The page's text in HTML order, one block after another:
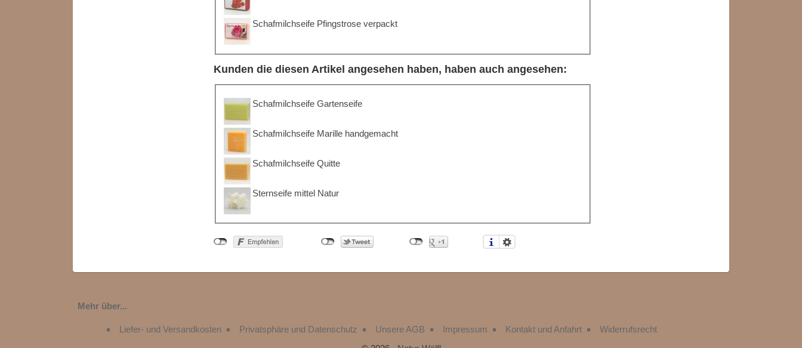
Schafmilchseife Pfingstrose verpackt
Kunden die diesen Artikel angesehen haben, haben auch angesehen:
Schafmilchseife Gartenseife
Schafmilchseife Marille handgemacht
Schafmilchseife Quitte
Sternseife mittel Natur
Mehr über...
Liefer- und Versandkosten Privatsphäre und Datenschutz Unsere AGB Impressum Kontakt und Anfahrt
Widerrufsrecht